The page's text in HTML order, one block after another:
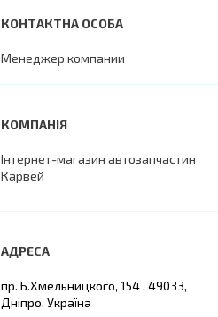
Менеджер компании
Інтернет-магазин автозапчастин
Карвей
пр. Б.Хмельницкого, 154 , 49033,
Дніпро, Україна